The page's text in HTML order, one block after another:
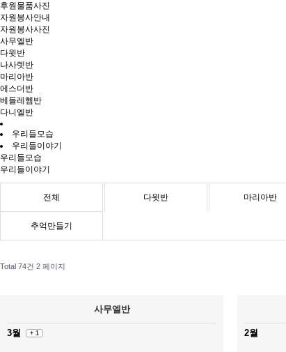
후원물품사진
자원봉사안내
자원봉사사진
사무엘반
다윗반
나사렛반
마리아반
에스더반
베들레헴반
다니엘반
우리들모습
우리들이야기
우리들모습
우리들이야기
전체 다윗반 마리아반
추억만들기
Total 74건 2 페이지
사무엘반
3월 + 1 2월